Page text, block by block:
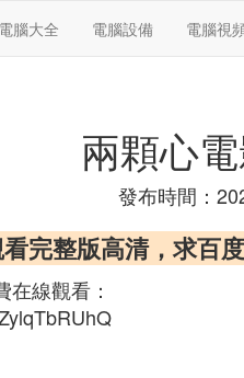
電腦大全 電腦設備 電腦視
兩顆心
發布時間：
完整版高清，求百
在線觀看：